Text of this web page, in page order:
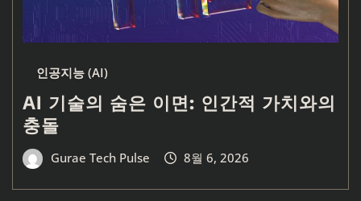
인공지능 (AI)
AI 기술의 숨은 이면: 인간적 가치와의
충돌
Gurae Tech Pulse 8월 6, 2026